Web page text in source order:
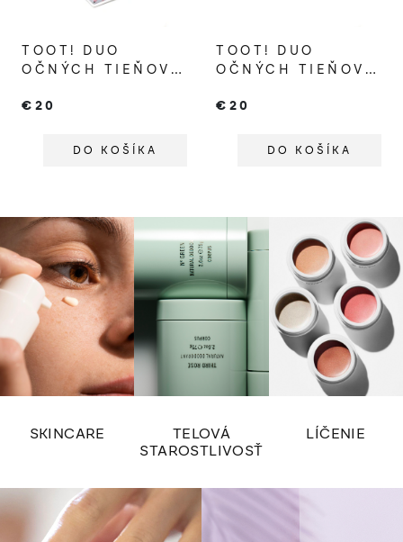
TOOT! DUO
OČNÝCH TIEŇOV
FLAMINGO &
€20
DO KOŠÍKA
TOOT! DUO
OČNÝCH TIEŇOV
& CHAMELEON
€20
DO KOŠÍKA
SKINCARE
TELOVÁ
STAROSTLIVOSŤ
LÍČENIE